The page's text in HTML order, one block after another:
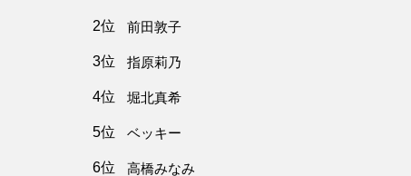
2位 前田敦子
3位 指原莉乃
4位 堀北真希
5位 ベッキー
6位 高橋みなみ